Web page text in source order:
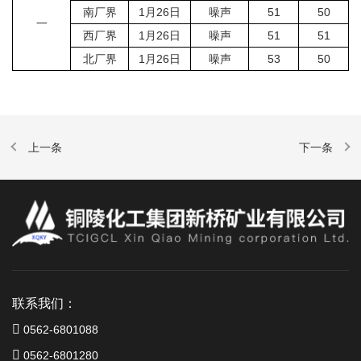
一
南厂界 1月26日 噪声 51
50
西厂界
1月26日 噪声 51
51
北厂界
1月26日 噪声 53 50
联系我们：
0562-6801088
0562-6801280